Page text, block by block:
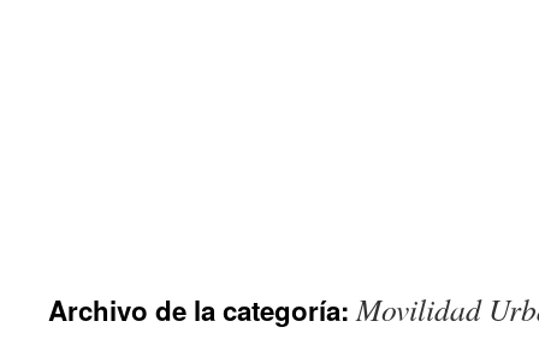
Archivo de la categoría:Movilidad